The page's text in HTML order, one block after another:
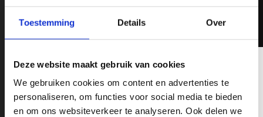
Toestemming Details Over
Deze website maakt gebruik van cookies
We gebruiken cookies om content en advertenties te
personaliseren, om functies voor social media te bieden
en om ons websiteverkeer te analyseren. Ook delen we
Keyless entry
LED dagrijverlichting
LED koplampen adaptief
Mistlampen voor
Panoramadak
Parkeer assistent
Parkeersensor voor en achter
Schrijf je hier in op onze Nieuwsbrief!
Wil jij op de hoogte blijven op o.a het gebied van Pick-Ups,
nieuwe modellen, fiscale tips en leuke acties? schrijf je in op
onze nieuwsbrief en mis nooit de recente ontwikkelingen op het